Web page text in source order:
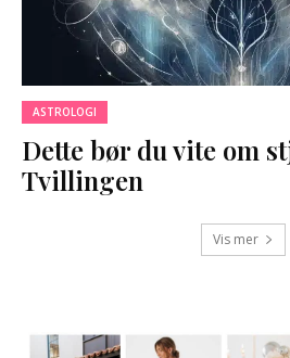
ASTROLOGI
Dette bør du vite om
Tvillingen
Vis mer